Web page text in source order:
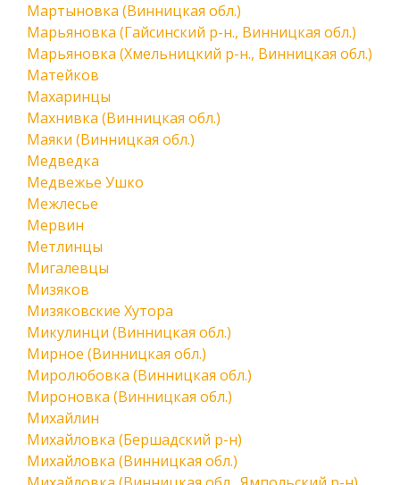
Мартыновка (Винницкая обл.)
Марьяновка (Гайсинский р-н., Винницкая обл.)
Марьяновка (Хмельницкий р-н., Винницкая обл.)
Матейков
Махаринцы
Махнивка (Винницкая обл.)
Маяки (Винницкая обл.)
Медведка
Медвежье Ушко
Межлесье
Мервин
Метлинцы
Мигалевцы
Мизяков
Мизяковские Хутора
Микулинци (Винницкая обл.)
Мирное (Винницкая обл.)
Миролюбовка (Винницкая обл.)
Мироновка (Винницкая обл.)
Михайлин
Михайловка (Бершадский р-н)
Михайловка (Винницкая обл.)